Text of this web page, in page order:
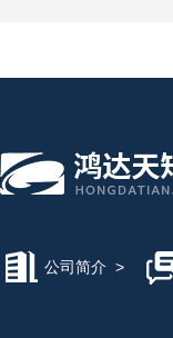
公司简介 >